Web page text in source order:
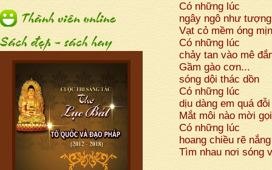
Có những lúc
ngây ngô như
Vạt cỏ mềm óng
Có những lúc
chảy tan vào mê
Gầm gào cơn...
sóng dội thác dồn
Có những lúc
dịu dàng em quá đỗi
Mắt môi nào mời
Có những lúc
hoang chiều rẽ nắng
Tìm nhau nơi sóng